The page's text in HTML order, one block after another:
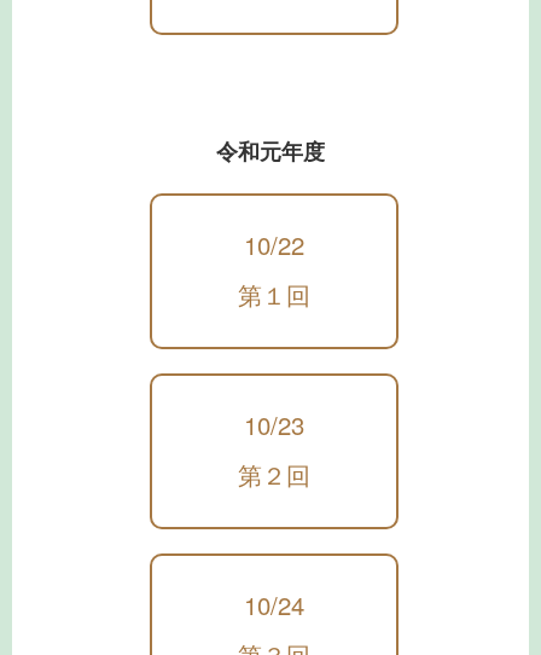
令和元年度
10/22
第１回
10/23
第２回
10/24